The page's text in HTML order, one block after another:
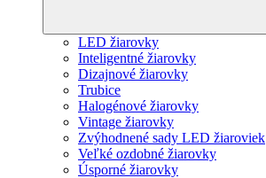
LED žiarovky
Inteligentné žiarovky
Dizajnové žiarovky
Trubice
Halogénové žiarovky
Vintage žiarovky
Zvýhodnené sady LED žiaroviek
Veľké ozdobné žiarovky
Úsporné žiarovky